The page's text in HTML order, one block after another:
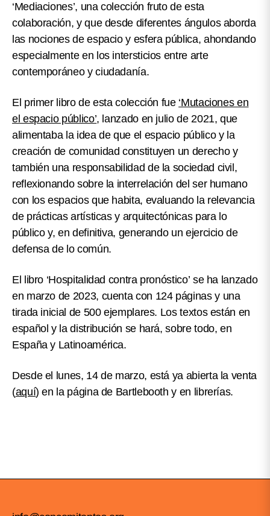
‘Mediaciones’, una colección fruto de esta
colaboración, y que desde diferentes ángulos aborda
las nociones de espacio y esfera pública, ahondando
especialmente en los intersticios entre arte
contemporáneo y ciudadanía.
El primer libro de esta colección fue ‘Mutaciones en
el espacio público’, lanzado en julio de 2021, que
alimentaba la idea de que el espacio público y la
creación de comunidad constituyen un derecho y
también una responsabilidad de la sociedad civil,
reflexionando sobre la interrelación del ser humano
con los espacios que habita, evaluando la relevancia
de prácticas artísticas y arquitectónicas para lo
público y, en definitiva, generando un ejercicio de
defensa de lo común.
El libro ‘Hospitalidad contra pronóstico’ se ha lanzado
en marzo de 2023, cuenta con 124 páginas y una
tirada inicial de 500 ejemplares. Los textos están en
español y la distribución se hará, sobre todo, en
España y Latinoamérica.
Desde el lunes, 14 de marzo, está ya abierta la venta
(aquí) en la página de Bartlebooth y en librerías.